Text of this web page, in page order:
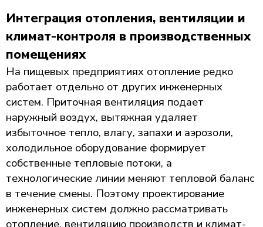
Интеграция отопления, вентиляции и
климат-контроля в производственных
помещениях
На пищевых предприятиях отопление редко
работает отдельно от других инженерных
систем. Приточная вентиляция подает
наружный воздух, вытяжная удаляет
избыточное тепло, влагу, запахи и аэрозоли,
холодильное оборудование формирует
собственные тепловые потоки, а
технологические линии меняют тепловой баланс
в течение смены. Поэтому проектирование
инженерных систем должно рассматривать
отопление, вентиляцию производств и климат-